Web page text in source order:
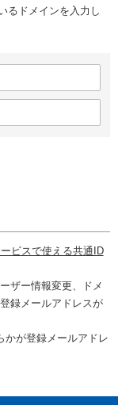
るドメインを入力し
ビスで使える共通ID
ザー情報変更、ドメ
録メールアドレスが
かが登録メールアドレ